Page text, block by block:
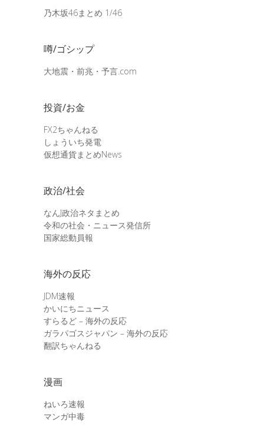
乃木坂46まとめ 1/46
噂/ゴシップ
大地震・前兆・予言.com
投資/お金
FX2ちゃんねる
しょういち発電
仮想通貨まとめNews
政治/社会
なんJ政治ネタまとめ
令和の社会・ニュース発信所
国家総動員報
海外の反応
JDM速報
かいにちニュース
すらるど – 海外の反応
ガラパゴスジャパン – 海外の反応
翻訳ちゃんねる
漫画
ねいろ速報
マンガ中毒